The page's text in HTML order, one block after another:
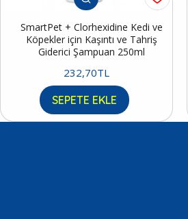
SmartPet + Clorhexidine Kedi ve
Köpekler için Kaşıntı ve Tahriş
Giderici Şampuan 250ml
232,70TL
SEPETE EKLE